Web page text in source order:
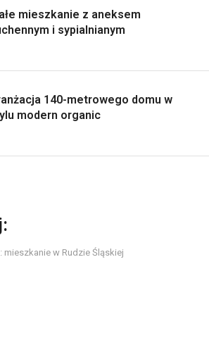
mieszkanie z aneksem
i sypialnianym
140-metrowego domu w
modern organic
mieszkanie w Rudzie Śląskiej